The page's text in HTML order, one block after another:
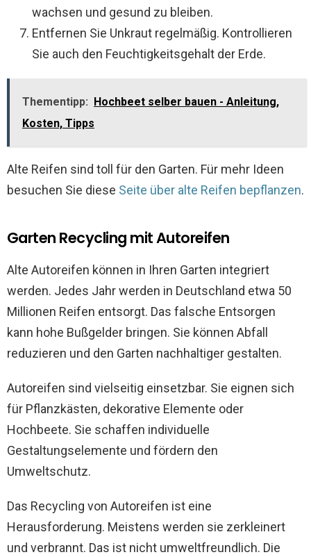
wachsen und gesund zu bleiben.
Entfernen Sie Unkraut regelmäßig. Kontrollieren
Sie auch den Feuchtigkeitsgehalt der Erde.
Thementipp:
Hochbeet selber bauen - Anleitung,
Kosten, Tipps
Alte Reifen sind toll für den Garten. Für mehr Ideen
besuchen Sie diese Seite über alte Reifen bepflanzen.
Garten Recycling mit Autoreifen
Alte Autoreifen können in Ihren Garten integriert
werden. Jedes Jahr werden in Deutschland etwa 50
Millionen Reifen entsorgt. Das falsche Entsorgen
kann hohe Bußgelder bringen. Sie können Abfall
reduzieren und den Garten nachhaltiger gestalten.
Autoreifen sind vielseitig einsetzbar. Sie eignen sich
für Pflanzkästen, dekorative Elemente oder
Hochbeete. Sie schaffen individuelle
Gestaltungselemente und fördern den
Umweltschutz.
Das Recycling von Autoreifen ist eine
Herausforderung. Meistens werden sie zerkleinert
und verbrannt. Das ist nicht umweltfreundlich. Die